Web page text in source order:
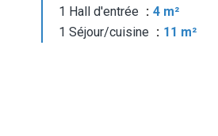
1 Hall d'entrée
4 m²
1 Séjour/cuisine
11 m²